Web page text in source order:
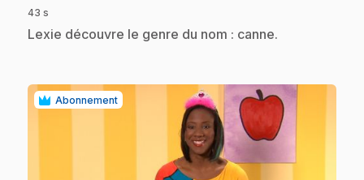
43 s
.Lexie découvre le genre du nom : canne.
Abonnement